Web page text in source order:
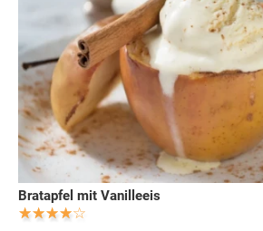
Bratapfel mit Vanilleeis